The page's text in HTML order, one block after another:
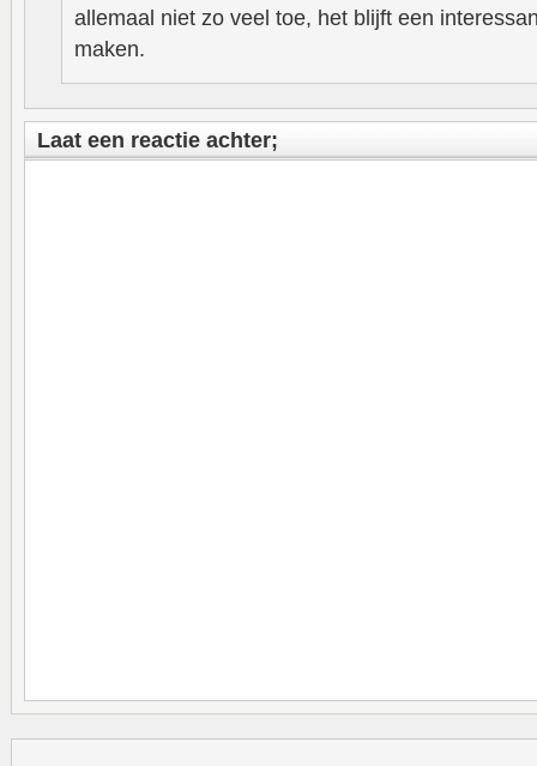
allemaal niet zo veel toe, het blijft een
maken.
Laat een reactie achter;